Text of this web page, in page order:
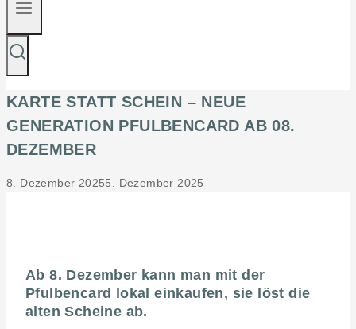
KARTE STATT SCHEIN – NEUE
GENERATION PFULBENCARD AB 08.
DEZEMBER
8. Dezember 20255. Dezember 2025
Ab 8. Dezember kann man mit der
Pfulbencard lokal einkaufen, sie löst die
alten Scheine ab.